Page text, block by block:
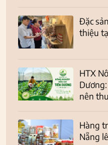
Đặc
thiệu
HTX
nên
Hàng
Nẵng